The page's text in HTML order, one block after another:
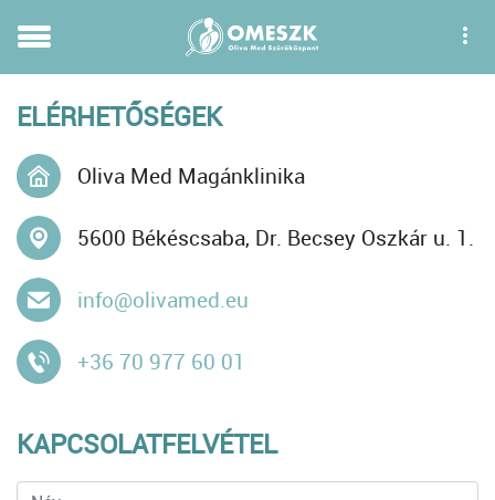
ELÉRHETŐSÉGEK
Oliva Med Magánklinika
5600 Békéscsaba, Dr. Becsey Oszkár u. 1.
info@olivamed.eu
+36 70 977 60 01
KAPCSOLATFELVÉTEL